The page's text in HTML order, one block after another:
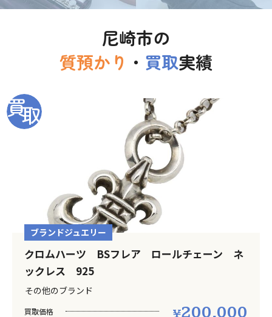
尼崎市の
質預かり ・ 買取実績
ブランドジュエリー
クロムハーツ BSフレア ロールチェーン ネ
ックレス 925
その他のブランド
買取価格 200,000